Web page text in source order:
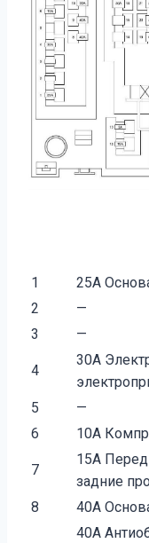
1
25A
2
—
3
—
4
30A
5
—
6
10A
7
15A
задние
8
40A
40A